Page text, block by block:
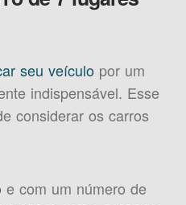
seu veículo por um
indispensável. Esse
considerar os carros
com um número de